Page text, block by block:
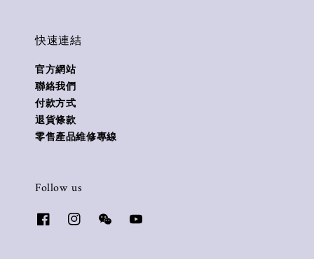
快速連結
官方網站
聯絡我們
付款方式
退貨條款
零售產品維修專線
Follow us